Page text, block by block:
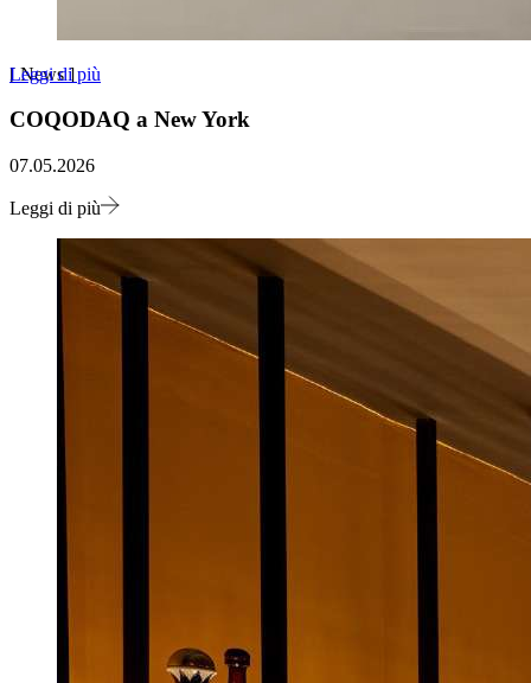
Leggi di più
[News]
COQODAQ a New York
07.05.2026
Leggi di più